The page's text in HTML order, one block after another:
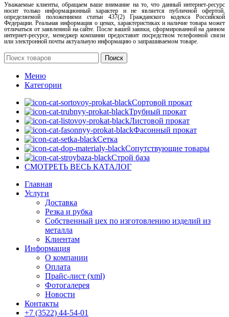
Уважаемые клиенты, обращаем ваше внимание на то, что данный интернет-ресурс
носит только информационный характер и не является публичной офертой,
определяемой положениями статьи 437(2) Гражданского кодекса Российской
Федерации. Реальная информация о ценах, характеристиках и наличие товара может
отличаться от заявленной на сайте. После вашей заявки, сформированной на данном
интернет-ресурсе, менеджер компании предоставит посредством телефонной связи
или электронной почты актуальную информацию о запрашиваемом товаре.
Поиск
Меню
Категории
Сортовой прокат
Трубный прокат
Листовой прокат
Фасонный прокат
Сетка
Сопутствующие товары
Строй база
СМОТРЕТЬ ВЕСЬ КАТАЛОГ
Главная
Услуги
Доставка
Резка и рубка
Собственный цех по изготовлению изделий из
металла
Клиентам
Информация
О компании
Оплата
Прайс-лист (xml)
Фотогалерея
Новости
Контакты
+7 (3522) 44-54-01